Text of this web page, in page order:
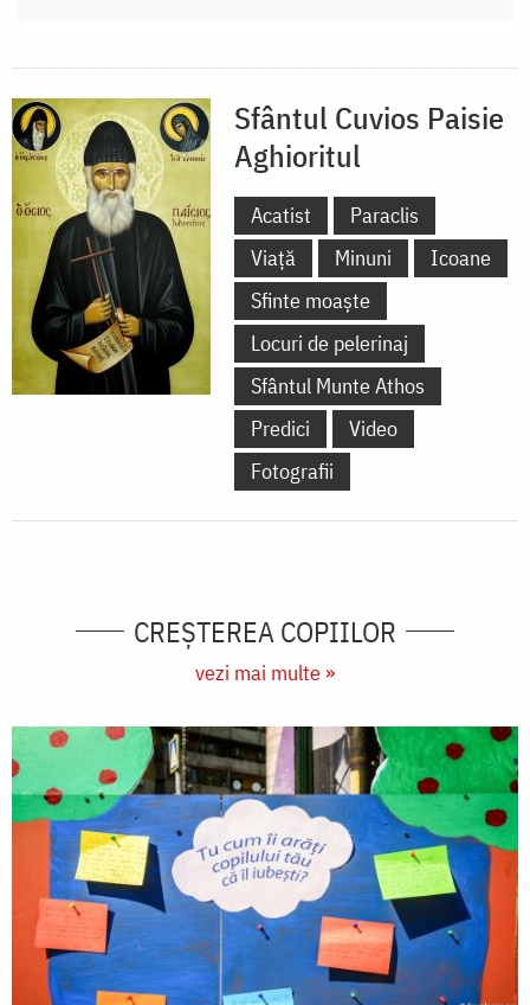
Sfântul Cuvios Paisie
Aghioritul
Acatist
Paraclis
Viață
Minuni
Icoane
Sfinte moaște
Locuri de pelerinaj
Sfântul Munte Athos
Predici
Video
Fotografii
CREŞTEREA COPIILOR
vezi mai multe »